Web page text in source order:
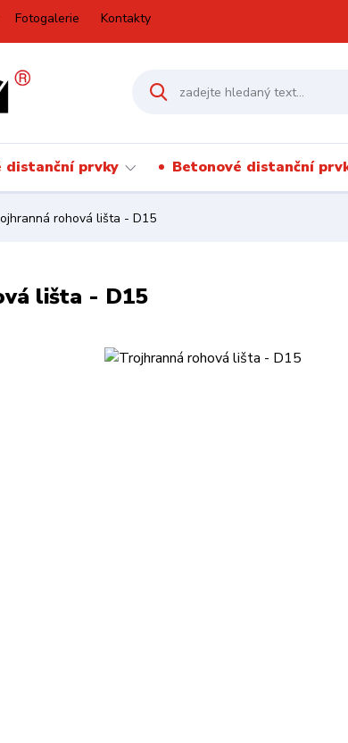
Fotogalerie Kontakty
distanční prvky Betonové distanční
rohová lišta - D15
lišta - D15